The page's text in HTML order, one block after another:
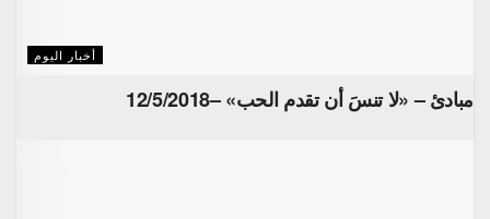
أخبار اليوم
مبادئ – «لا تنسَ أن تقدم الحب» –12/5/2018